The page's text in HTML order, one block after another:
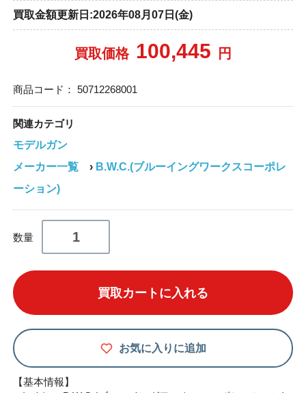
買取金額更新日:2026年08月07日(金)
買取価格 100,445 円
商品コード： 50712268001
関連カテゴリ
モデルガン
メーカー一覧
› B.W.C.(ブルーイングワークスコーポレ
ーション)
数量
買取カートに入れる
お気に入りに追加
【基本情報】